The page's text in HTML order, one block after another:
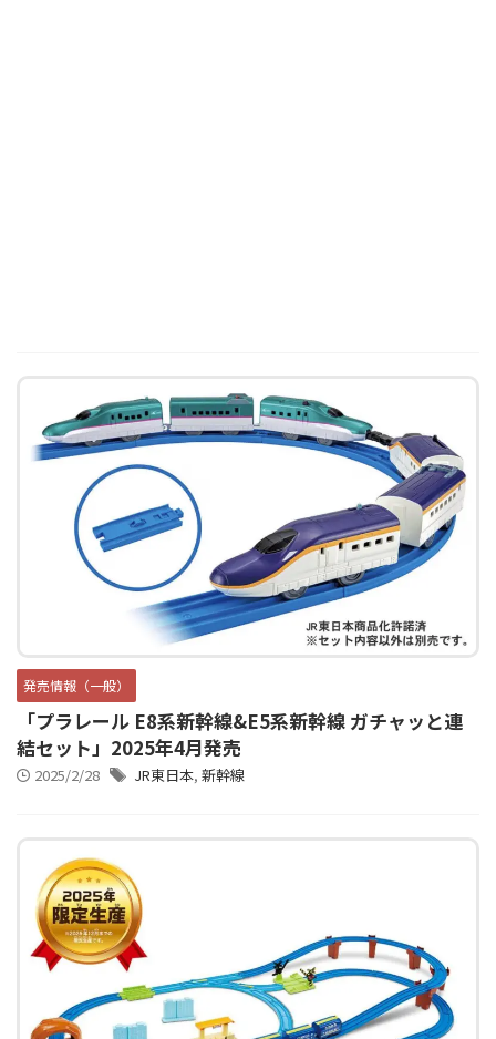
発売情報（一般）
「プラレール E8系新幹線&E5系新幹線 ガチャッと連
結セット」2025年4月発売
2025/2/28 JR東日本, 新幹線